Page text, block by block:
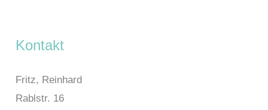
Kontakt
Fritz, Reinhard
Rablstr. 16